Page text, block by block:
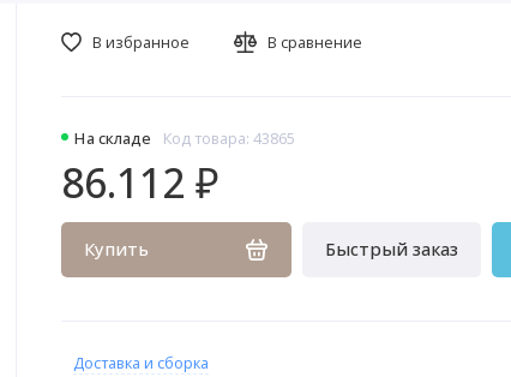
На складе Код товара: 43865
86.112 ₽
Купить Быстрый заказ
В избранное В сравнение
Доставка и сборка